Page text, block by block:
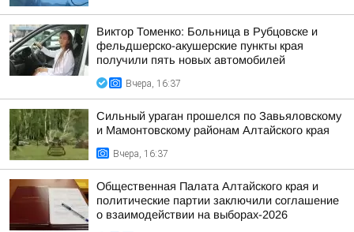
Виктор Томенко: Больница в Рубцовске и
фельдшерско-акушерские пункты края
получили пять новых автомобилей
Вчера, 16:37
Сильный ураган прошелся по Завьяловскому
и Мамонтовскому районам Алтайского края
Вчера, 16:37
Общественная Палата Алтайского края и
политические партии заключили соглашение
о взаимодействии на выборах-2026